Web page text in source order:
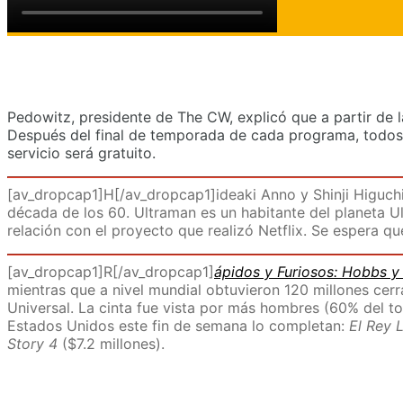
Pedowitz, presidente de The CW, explicó que a partir
Después del final de temporada de cada programa,
servicio será gratuito.
[av_dropcap1]H[/av_dropcap1]ideaki Anno y Shinji
década de los 60. Ultraman es un habitante del planeta
relación con el proyecto que realizó Netflix. Se espera
[av_dropcap1]R[/av_dropcap1]ápidos y Furiosos: Hobbs y
mientras que a nivel mundial obtuvieron 120 millones
Universal. La cinta fue vista por más hombres (60% del
Estados Unidos este fin de semana lo completan: El Rey
Story 4 ($7.2 millones).